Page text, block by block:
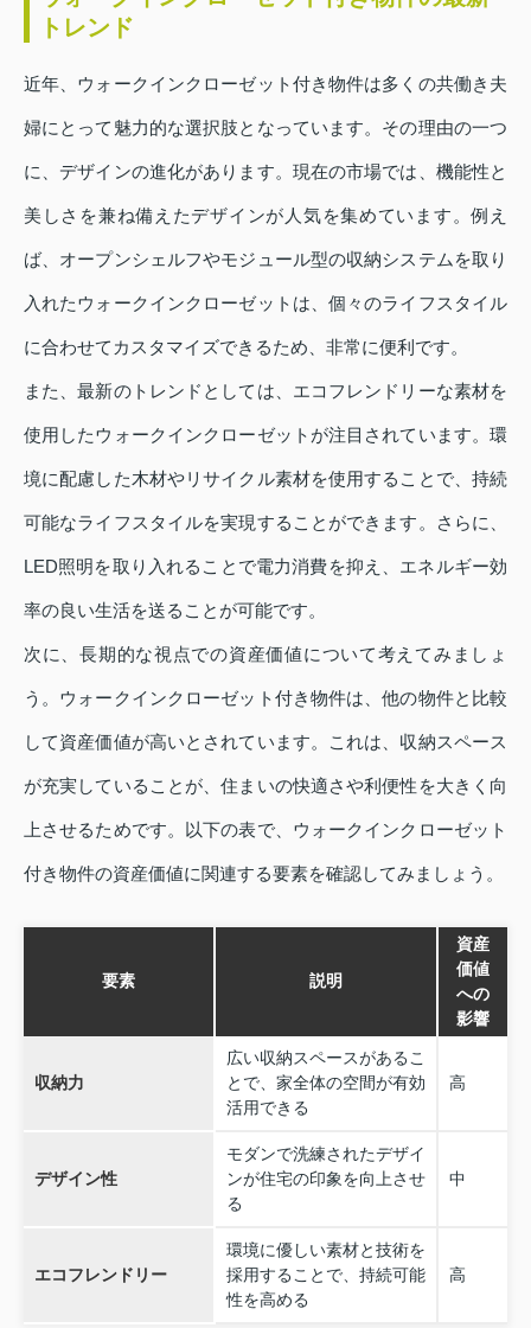
トレンド
近年、ウォークインクローゼット付き物件は多くの共働き夫
婦にとって魅力的な選択肢となっています。その理由の一つ
に、デザインの進化があります。現在の市場では、機能性と
美しさを兼ね備えたデザインが人気を集めています。例え
ば、オープンシェルフやモジュール型の収納システムを取り
入れたウォークインクローゼットは、個々のライフスタイル
に合わせてカスタマイズできるため、非常に便利です。
また、最新のトレンドとしては、エコフレンドリーな素材を
使用したウォークインクローゼットが注目されています。環
境に配慮した木材やリサイクル素材を使用することで、持続
可能なライフスタイルを実現することができます。さらに、
LED照明を取り入れることで電力消費を抑え、エネルギー効
率の良い生活を送ることが可能です。
次に、長期的な視点での資産価値について考えてみましょ
う。ウォークインクローゼット付き物件は、他の物件と比較
して資産価値が高いとされています。これは、収納スペース
が充実していることが、住まいの快適さや利便性を大きく向
上させるためです。以下の表で、ウォークインクローゼット
付き物件の資産価値に関連する要素を確認してみましょう。
要素 説明
資産
価値
への
影響
収納力
広い収納スペースがあるこ
とで、家全体の空間が有効
活用できる
高
デザイン性
モダンで洗練されたデザイ
ンが住宅の印象を向上させ
る
中
エコフレンドリー
環境に優しい素材と技術を
採用することで、持続可能
性を高める
高